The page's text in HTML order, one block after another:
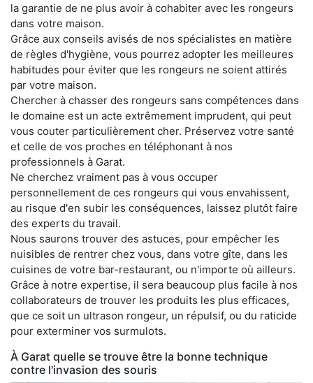
la garantie de ne plus avoir à cohabiter avec les rongeurs
dans votre maison.
Grâce aux conseils avisés de nos spécialistes en matière
de règles d'hygiène, vous pourrez adopter les meilleures
habitudes pour éviter que les rongeurs ne soient attirés
par votre maison.
Chercher à chasser des rongeurs sans compétences dans
le domaine est un acte extrêmement imprudent, qui peut
vous couter particulièrement cher. Préservez votre santé
et celle de vos proches en téléphonant à nos
professionnels à Garat.
Ne cherchez vraiment pas à vous occuper
personnellement de ces rongeurs qui vous envahissent,
au risque d'en subir les conséquences, laissez plutôt faire
des experts du travail.
Nous saurons trouver des astuces, pour empêcher les
nuisibles de rentrer chez vous, dans votre gîte, dans les
cuisines de votre bar-restaurant, ou n'importe où ailleurs.
Grâce à notre expertise, il sera beaucoup plus facile à nos
collaborateurs de trouver les produits les plus efficaces,
que ce soit un ultrason rongeur, un répulsif, ou du raticide
pour exterminer vos surmulots.
À Garat quelle se trouve être la bonne technique
contre l'invasion des souris